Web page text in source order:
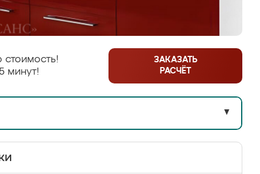
минут!
ЗАКАЗАТЬ
РАСЧЁТ
▼